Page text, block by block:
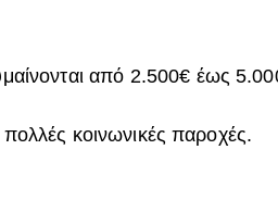
από 2.500€ έως
κοινωνικές παροχές.